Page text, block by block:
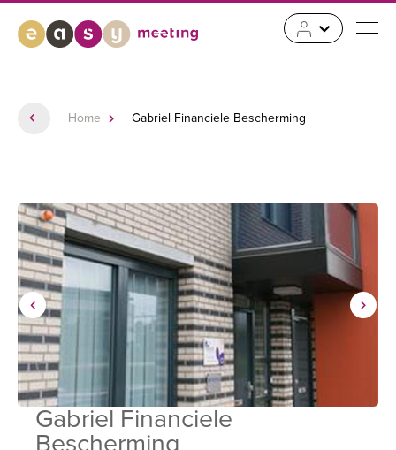
Home Gabriel Financiele Bescherming
Gabriel Financiele
Bescherming